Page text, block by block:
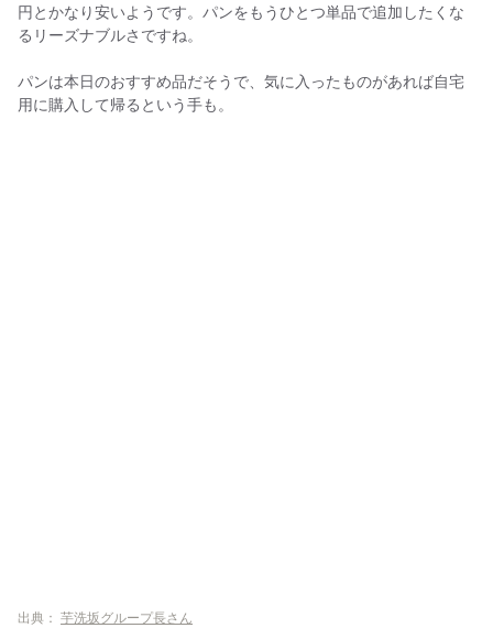
円とかなり安いようです。パンをもうひとつ単品で追加したくな
るリーズナブルさですね。
パンは本日のおすすめ品だそうで、気に入ったものがあれば自宅
用に購入して帰るという手も。
出典： 芋洗坂グループ長さん